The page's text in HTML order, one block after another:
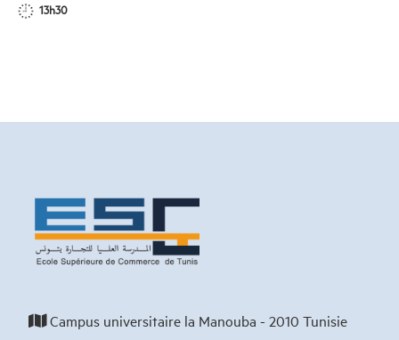
13h30
Campus universitaire la Manouba - 2010 Tunisie